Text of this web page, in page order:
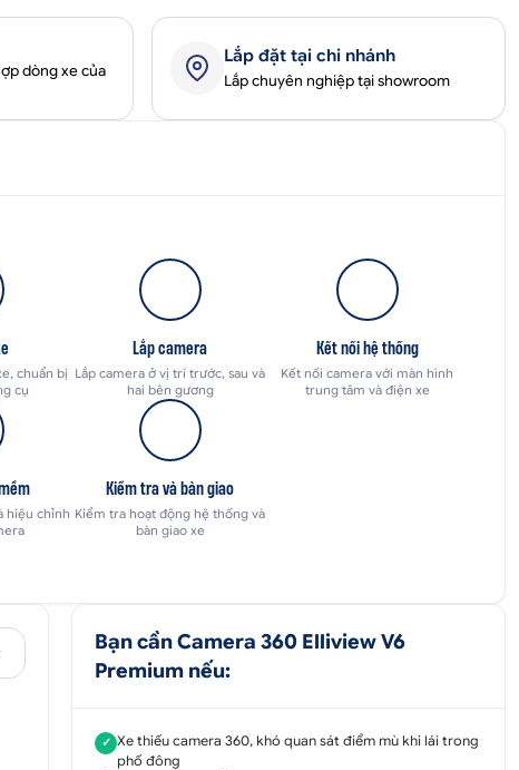
dòng xe của
Lắp đặt tại chi nhánh
Lắp chuyên nghiệp tại showroom
chuẩn bị
cụ
Lắp camera
Lắp camera ở vị trí trước, sau và
hai bên gương
Kết nối hệ thống
Kết nối camera với màn hình
trung tâm và điện xe
hiệu chỉnh
Kiểm tra và bàn giao
Kiểm tra hoạt động hệ thống và
bàn giao xe
Bạn cần Camera 360 Elliview V6
Premium nếu:
✓ Xe thiếu camera 360, khó quan sát điểm mù khi lái trong
phố đông